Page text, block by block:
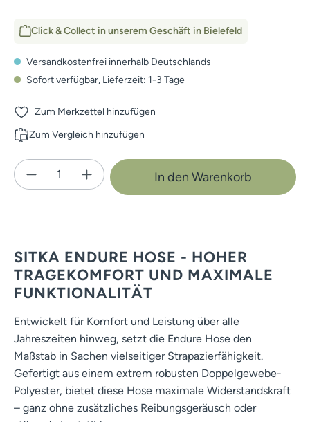
Click & Collect in unserem Geschäft in Bielefeld
Versandkostenfrei innerhalb Deutschlands
Sofort verfügbar, Lieferzeit: 1-3 Tage
Zum Merkzettel hinzufügen
Zum Vergleich hinzufügen
Produkt Anzahl: Gib den gewünschten
In den Warenkorb
SITKA ENDURE HOSE - HOHER
TRAGEKOMFORT UND MAXIMALE
FUNKTIONALITÄT
Entwickelt für Komfort und Leistung über alle
Jahreszeiten hinweg, setzt die Endure Hose den
Maßstab in Sachen vielseitiger Strapazierfähigkeit.
Gefertigt aus einem extrem robusten Doppelgewebe-
Polyester, bietet diese Hose maximale Widerstandskraft
– ganz ohne zusätzliches Reibungsgeräusch oder